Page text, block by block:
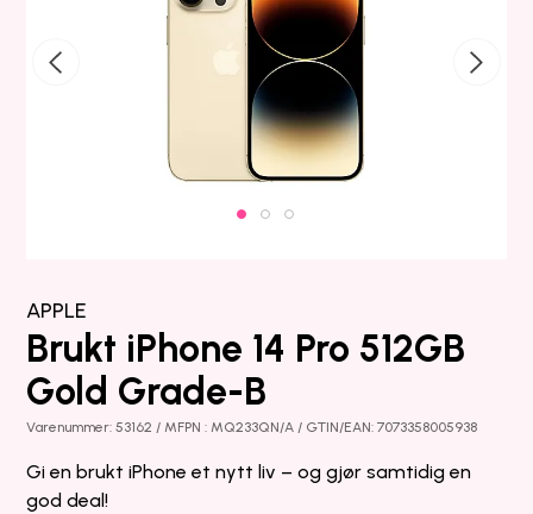
APPLE
Brukt iPhone 14 Pro 512GB
Gold Grade-B
Varenummer: 53162 / MFPN : MQ233QN/A / GTIN/EAN: 7073358005938
Gi en brukt iPhone et nytt liv – og gjør samtidig en
god deal!